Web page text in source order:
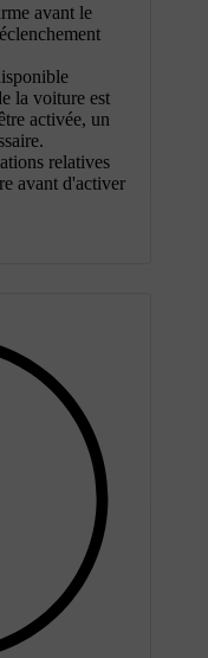
avant le
la voiture est
activée, un
relatives
avant d'activer